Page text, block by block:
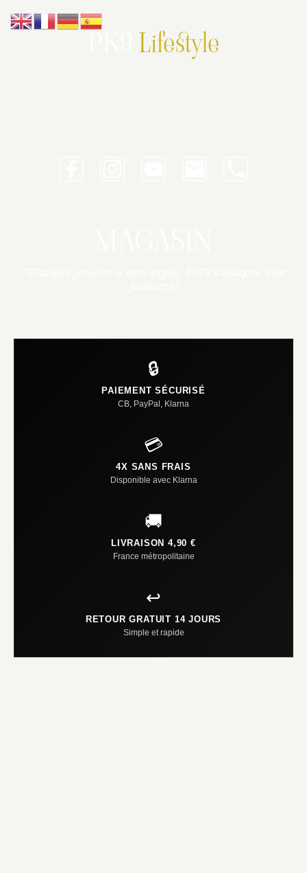
PK9 Lifestyle
🔒
PAIEMENT SÉCURISÉ
CB, PayPal, Klarna
💳
4X SANS FRAIS
Disponible avec Klarna
🚚
LIVRAISON 4,90 €
France métropolitaine
↩️
RETOUR GRATUIT 14 JOURS
Simple et rapide